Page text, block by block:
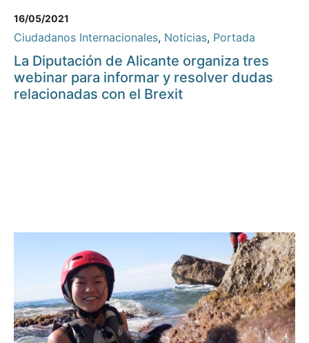
16/05/2021
Ciudadanos Internacionales, Noticias, Portada
La Diputación de Alicante organiza tres
webinar para informar y resolver dudas
relacionadas con el Brexit